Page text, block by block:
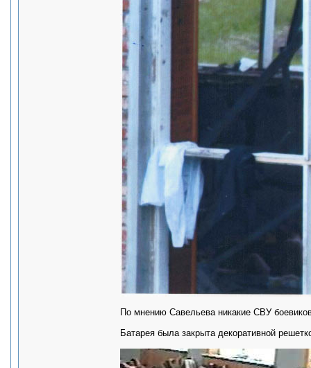
По мнению Савельева никакие СВУ
Батарея была закрыта декоративной